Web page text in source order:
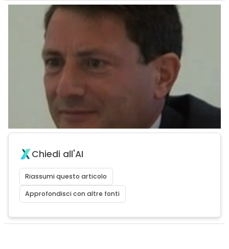
Chiedi all'AI
Riassumi questo articolo
Approfondisci con altre fonti